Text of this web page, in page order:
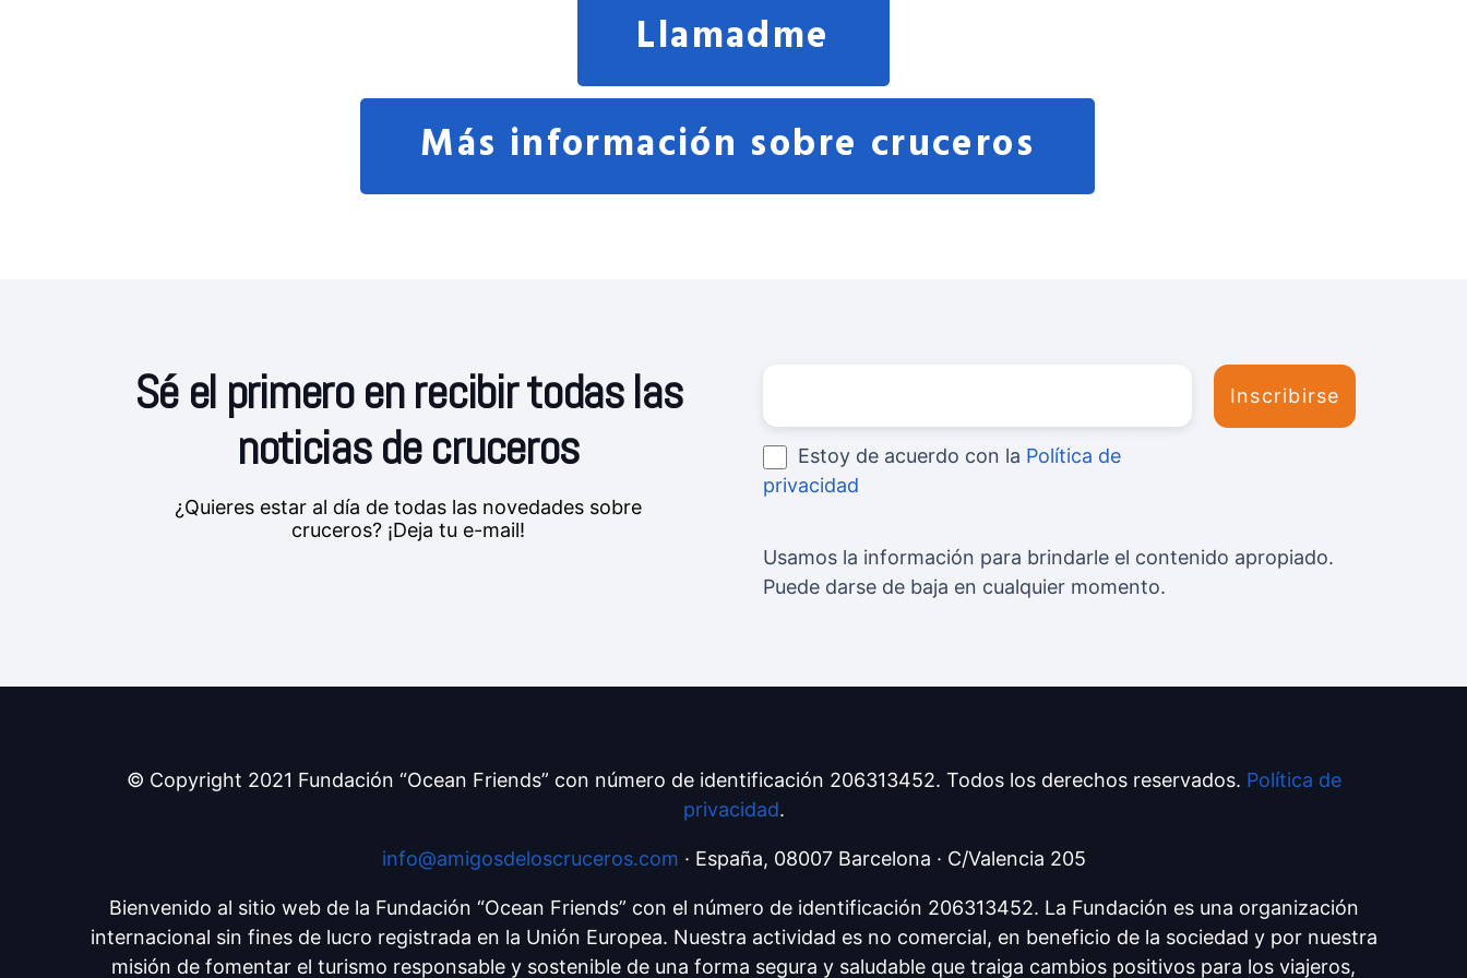
Llamadme
Más información sobre cruceros
Sé el primero en recibir todas las
noticias de cruceros
¿Quieres estar al día de todas las novedades sobre
cruceros? ¡Deja tu e-mail!
Estoy de acuerdo con la Política de
privacidad
Usamos la información para brindarle el contenido apropiado.
Puede darse de baja en cualquier momento.
© Copyright 2021 Fundación “Ocean Friends” con número de identificación 206313452. Todos los derechos reservados. Política de
privacidad.
info@amigosdeloscruceros.com · España, 08007 Barcelona · C/Valencia 205
Bienvenido al sitio web de la Fundación “Ocean Friends” con el número de identificación 206313452. La Fundación es una organización
internacional sin fines de lucro registrada en la Unión Europea. Nuestra actividad es no comercial, en beneficio de la sociedad y por nuestra
misión de fomentar el turismo responsable y sostenible de una forma segura y saludable que traiga cambios positivos para los viajeros,